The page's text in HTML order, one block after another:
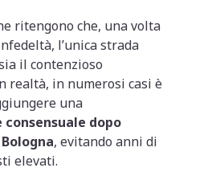
ritengono che, una volta
l’unica strada
il contenzioso
realtà, in numerosi casi è
una
consensuale dopo
, evitando anni di
elevati.